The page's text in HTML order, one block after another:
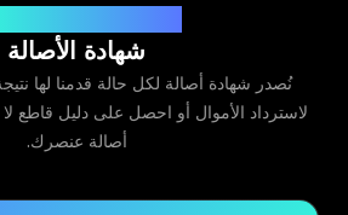
شهادة الأصالة
نُصدر شهادة أصالة لكل حالة قدمنا لها
لاسترداد الأموال أو احصل على دليل قاطع
أصالة عنصرك.